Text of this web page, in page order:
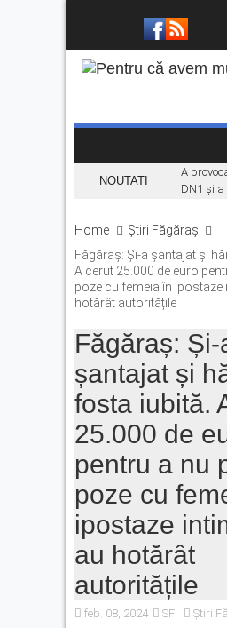
NOUTATI
A
DN1 și
amână
Daniel
urcă pe
Cetatea
înainte
’90 și
Fonduri
tinerii
vor să
în proiecte
Home
Știri Făgăraș
Făgăraș: Și-a șantajat și
A cerut 25.000 de euro
poze cu femeia în ipostaze
hotărât autoritățile
Făgăraș: Și-
șantajat și
fosta iubită.
25.000 de
pentru a nu
poze cu
ipostaze
au hotărât
autoritățile
feb. 08, 2024 SF Știri